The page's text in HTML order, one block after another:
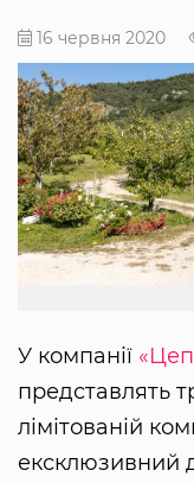
16 червня 2020
У компанії
представлять
лімітованій
ексклюзивний